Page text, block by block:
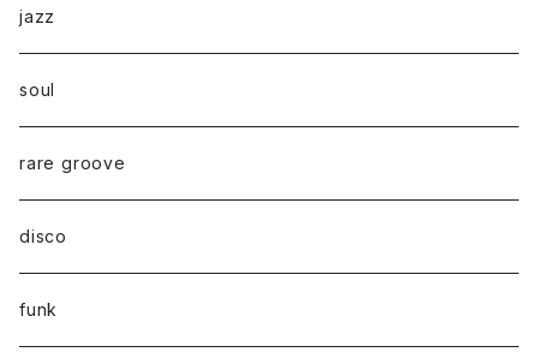
jazz
soul
rare groove
disco
funk